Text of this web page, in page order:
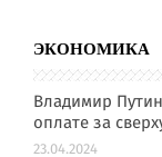
ЭКОНОМИКА
Владимир
оплате за
23.04.2024